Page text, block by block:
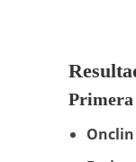
Primera
Onclin